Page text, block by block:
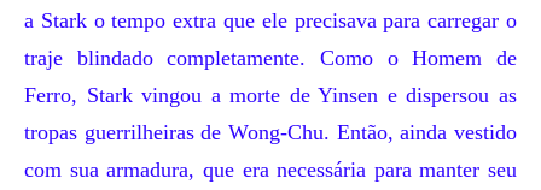
a Stark o tempo extra que ele precisava para carregar o
traje blindado completamente. Como o Homem de
Ferro, Stark vingou a morte de Yinsen e dispersou as
tropas guerrilheiras de Wong-Chu. Então, ainda vestido
com sua armadura, que era necessária para manter seu